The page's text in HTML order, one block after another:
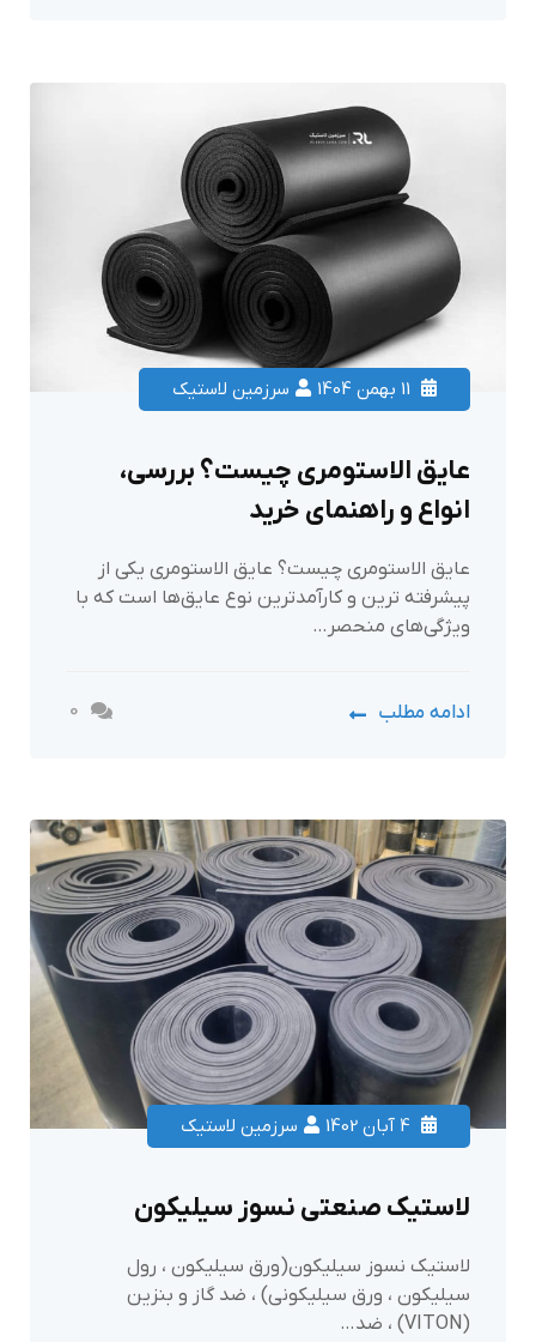
سرزمین لاستیک
عایق الاستومری چیست؟ بررسی،
انواع و راهنمای خرید
عایق الاستومری چیست؟ عایق الاستومری یکی از
پیشرفته‌ ترین و کارآمدترین نوع عایق‌ها است که با
ویژگی‌های منحصر…
ادامه مطلب 0
سرزمین لاستیک
لاستیک صنعتی نسوز سیلیکون
لاستیک نسوز سیلیکون(ورق سیلیکون ، رول
سیلیکون ، ورق سیلیکونی) ، ضد گاز و بنزین
(VITON) ، ضد…